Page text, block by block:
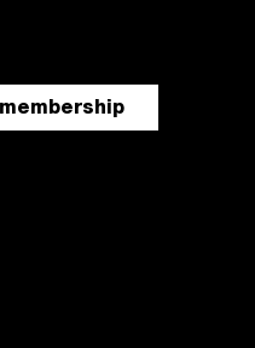
membership